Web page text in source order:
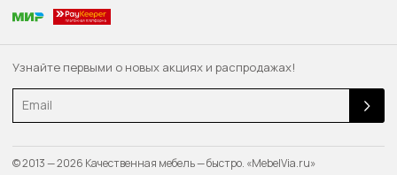
Узнайте первыми о новых акциях и распродажах!
Email
© 2013 — 2026 Качественная мебель — быстро. «MebelVia.ru»